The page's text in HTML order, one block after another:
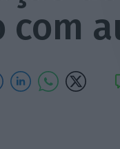
com